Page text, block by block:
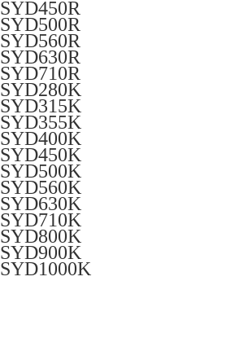
SYD450R
SYD500R
SYD560R
SYD630R
SYD710R
SYD280K
SYD315K
SYD355K
SYD400K
SYD450K
SYD500K
SYD560K
SYD630K
SYD710K
SYD800K
SYD900K
SYD1000K